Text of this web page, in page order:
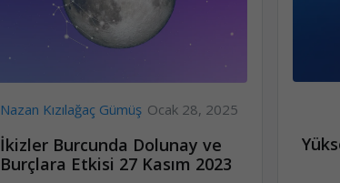
Nazan Kızılağaç Gümüş Ocak 28, 2025
İkizler Burcunda Dolunay ve
Burçlara Etkisi 27 Kasım 2023